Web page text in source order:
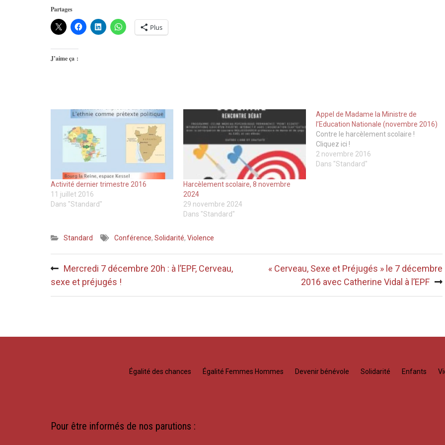
Partages
Plus
J’aime ça :
Activité dernier trimestre 2016
11 juillet 2016
Dans "Standard"
Harcèlement scolaire, 8 novembre
2024
29 novembre 2024
Dans "Standard"
Appel de Madame la Ministre de
l’Education Nationale (novembre 2016)
Contre le harcèlement scolaire !
Cliquez ici !
2 novembre 2016
Dans "Standard"
Standard Conférence, Solidarité, Violence
Mercredi 7 décembre 20h : à l’EPF, Cerveau,
sexe et préjugés !
« Cerveau, Sexe et Préjugés » le 7 décembre
2016 avec Catherine Vidal à l’EPF
Égalité des chances Égalité Femmes Hommes Devenir bénévole Solidarité Enfants
Pour être informés de nos parutions :